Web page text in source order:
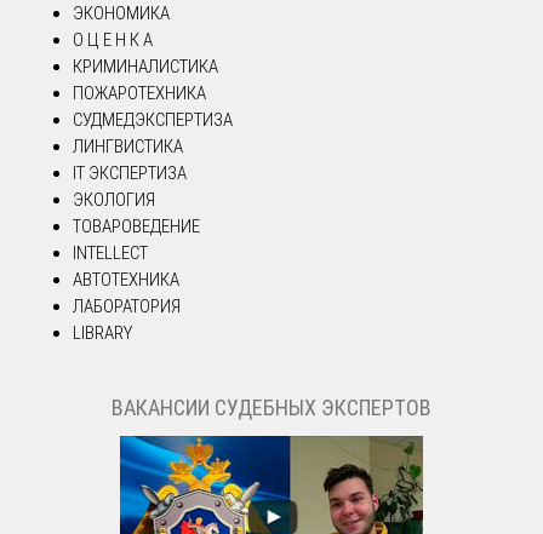
ЭКОНОМИКА
О Ц Е Н К А
КРИМИНАЛИСТИКА
ПОЖАРОТЕХНИКА
СУДМЕДЭКСПЕРТИЗА
ЛИНГВИСТИКА
IT ЭКСПЕРТИЗА
ЭКОЛОГИЯ
ТОВАРОВЕДЕНИЕ
INTELLECT
АВТОТЕХНИКА
ЛАБОРАТОРИЯ
LIBRARY
ВАКАНСИИ СУДЕБНЫХ ЭКСПЕРТОВ